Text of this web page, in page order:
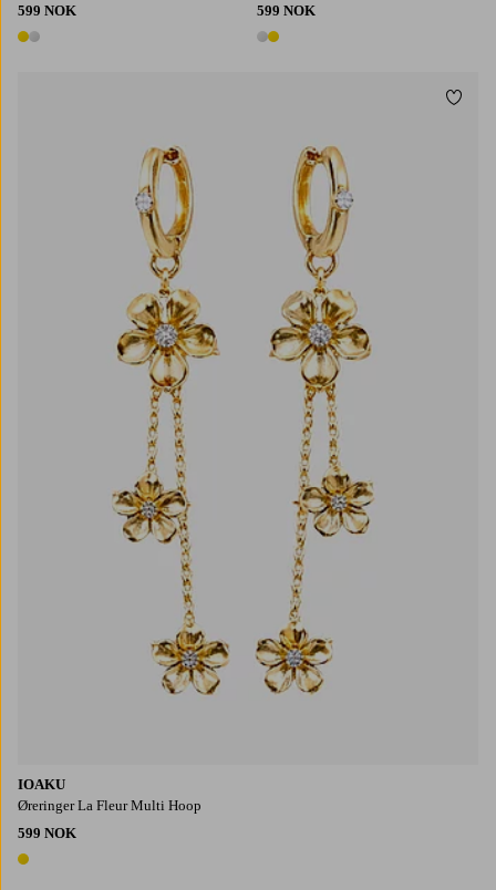
IOAKU
Øreringer La Fleur Multi Hoop
599 NOK
1 farge
599 NOK
2 farger
599 NOK
2 farger